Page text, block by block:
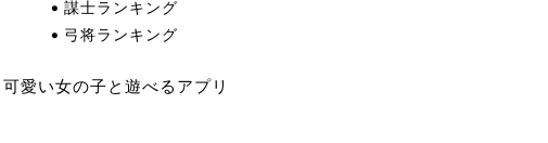
謀士ランキング
弓将ランキング
可愛い女の子と遊べるアプリ